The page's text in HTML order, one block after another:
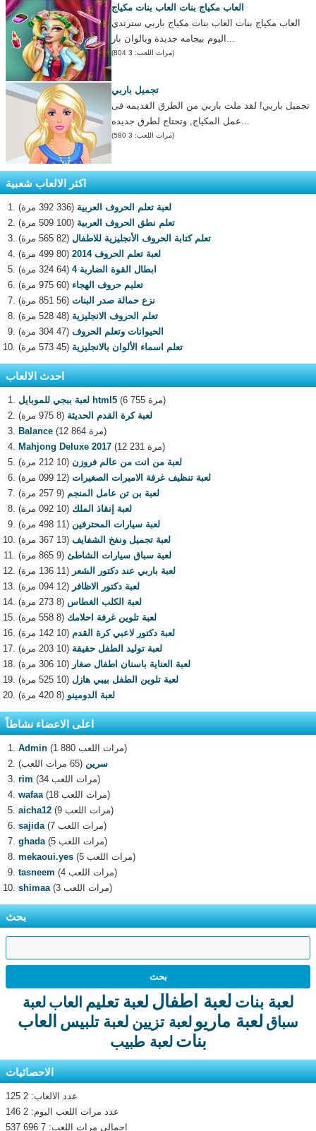
العاب مكياج بنات العاب بنات مكياج
العاب مكياج بنات العاب بنات مكياج باربي سترتدي
اليوم بيجامه جديدة وبالوان بار...
(مرات اللعب: 3 804)
تجميل باربي
تجميل باربي! لقد ملت باربي من الطرق القديمه فى
عمل المكياج, وتحتاج لطرق جديده...
(مرات اللعب: 3 580)
اكثر الالعاب شعبية
لعبة تعلم الحروف العربية (336 392 مرة)
تعلم نطق الحروف العربية (100 509 مرة)
تعلم كتابة الحروف الأنجليزية للاطفال (82 565 مرة)
لعبة تعلم الحروف 2014
(80 499 مرة)
ابطال القوة الضاربة 4
(64 324 مرة)
تعليم حروف الهجاء (60 975 مرة)
نزع حمالة صدر البنات (56 851 مرة)
تعلم الحروف الانجليزية (48 528 مرة)
الحيوانات وتعلم الحروف (47 304 مرة)
تعلم اسماء الألوان بالانجليزية (45 573 مرة)
احدث الالعاب
لعبة ببجي للموبايل html5
(6 755 مرة)
لعبة كرة القدم الحديثة (8 975 مرة)
Balance
(12 864 مرة)
Mahjong Deluxe 2017
(12 231 مرة)
لعبة من انت من عالم فروزن (10 212 مرة)
لعبة تنظيف غرفة الاميرات الصغيرات (12 099 مرة)
لعبة بن تن عامل المنجم (9 257 مرة)
لعبة إنقاذ الملك (10 092 مرة)
لعبة سيارات المحترفين (11 498 مرة)
لعبة تجميل ونفخ الشفايف (13 367 مرة)
لعبة سباق سيارات الشاطئ (9 865 مرة)
لعبة باربي عند دكتور الشعر (11 136 مرة)
لعبة دكتور الاظافر (12 094 مرة)
لعبة الكلب الغطاس (8 273 مرة)
لعبة تلوين غرفة احلامك (8 558 مرة)
لعبة دكتور لاعبي كرة القدم (10 142 مرة)
لعبة توليد الطفل حقيقة (10 203 مرة)
لعبة العناية باسنان اطفال صغار (10 306 مرة)
لعبة تلوين الطفل بيبي هازل (10 525 مرة)
لعبة الدومينو (8 420 مرة)
اعلى الاعضاء نشاطاً
Admin
(1 880 مرات اللعب)
سرين (65 مرات اللعب)
rim
(34 مرات اللعب)
wafaa
(18 مرات اللعب)
aicha12
(9 مرات اللعب)
sajida
(7 مرات اللعب)
ghada
(5 مرات اللعب)
mekaoui.yes
(5 مرات اللعب)
tasneem
(4 مرات اللعب)
shimaa
(3 مرات اللعب)
بحث
لعبة بنات لعبة اطفال لعبة تعليم العاب لعبة
سباق لعبة ماريو لعبة تزيين لعبة تلبيس العاب
بنات لعبة طبيب
الاحصائيات
عدد الالعاب: 2 125
عدد مرات اللعب اليوم: 2 146
اجمالى مرات اللعب: 7 696 537